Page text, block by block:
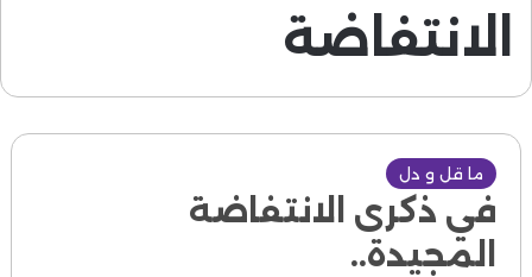
الانتفاضة
ما قل و دل
في ذكرى الانتفاضة
المجيدة..